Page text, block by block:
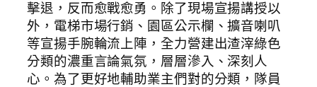
擊退，反而愈戰愈勇。除了現場宣揚講授以
外，電梯市場行銷、園區公示欄、擴音喇叭
等宣揚手腕輪流上陣，全力營建出渣滓綠色
分類的濃重言論氣氛，層層滲入、深刻人
心。為了更好地輔助業主們對的分類，隊員